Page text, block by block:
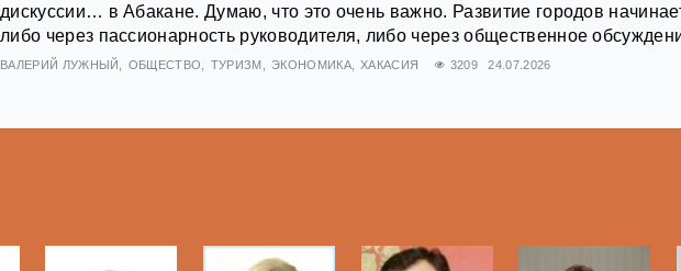
дискуссии… в Абакане. Думаю, что это очень важно. Развитие городов
либо через пассионарность руководителя, либо через общественное
ВАЛЕРИЙ ЛУЖНЫЙ ОБЩЕСТВО ТУРИЗМ ЭКОНОМИКА ХАКАСИЯ 3209 24.07.2026